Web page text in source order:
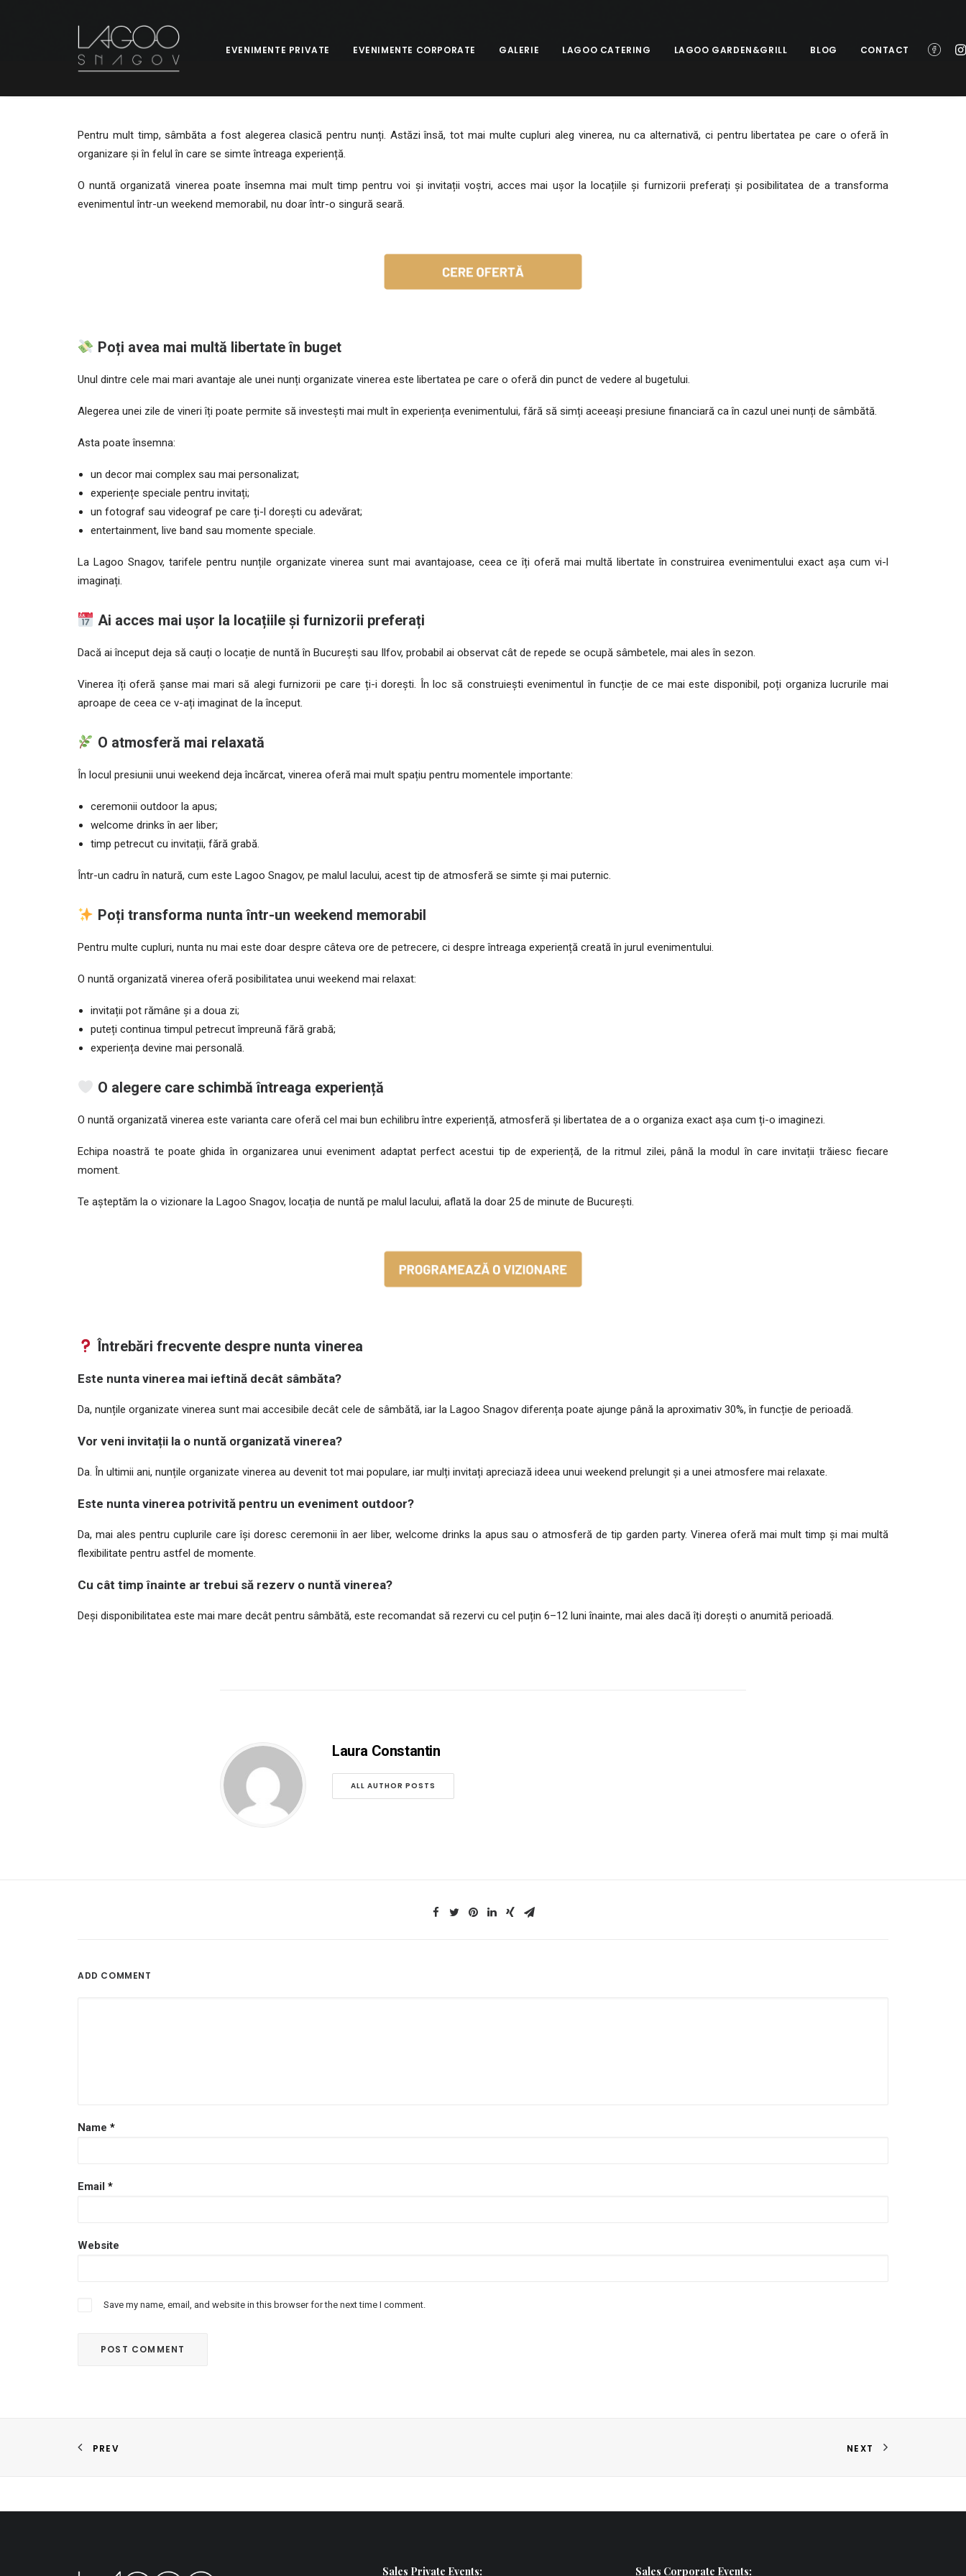
EVENIMENTE PRIVATE EVENIMENTE CORPORATE GALERIE LAGOO CATERING LAGOO GARDEN&GRILL BLOG CONTACT
Pentru mult timp, sâmbăta a fost alegerea clasică pentru nunți. Astăzi însă, tot mai multe cupluri aleg vinerea, nu ca alternativă, ci pentru libertatea pe care o oferă în
organizare și în felul în care se simte întreaga experiență.
O nuntă organizată vinerea poate însemna mai mult timp pentru voi și invitații voștri, acces mai ușor la locațiile și furnizorii preferați și posibilitatea de a transforma
evenimentul într-un weekend memorabil, nu doar într-o singură seară.
Poți avea mai multă libertate în buget
Unul dintre cele mai mari avantaje ale unei nunți organizate vinerea este libertatea pe care o oferă din punct de vedere al bugetului.
Alegerea unei zile de vineri îți poate permite să investești mai mult în experiența evenimentului, fără să simți aceeași presiune financiară ca în cazul unei nunți de sâmbătă.
Asta poate însemna:
un decor mai complex sau mai personalizat;
experiențe speciale pentru invitați;
un fotograf sau videograf pe care ți-l dorești cu adevărat;
entertainment, live band sau momente speciale.
La Lagoo Snagov, tarifele pentru nunțile organizate vinerea sunt mai avantajoase, ceea ce îți oferă mai multă libertate în construirea evenimentului exact așa cum vi-l
imaginați.
Ai acces mai ușor la locațiile și furnizorii preferați
Dacă ai început deja să cauți o locație de nuntă în București sau Ilfov, probabil ai observat cât de repede se ocupă sâmbetele, mai ales în sezon.
Vinerea îți oferă șanse mai mari să alegi furnizorii pe care ți-i dorești. În loc să construiești evenimentul în funcție de ce mai este disponibil, poți organiza lucrurile mai
aproape de ceea ce v-ați imaginat de la început.
O atmosferă mai relaxată
În locul presiunii unui weekend deja încărcat, vinerea oferă mai mult spațiu pentru momentele importante:
ceremonii outdoor la apus;
welcome drinks în aer liber;
timp petrecut cu invitații, fără grabă.
Într-un cadru în natură, cum este Lagoo Snagov, pe malul lacului, acest tip de atmosferă se simte și mai puternic.
Poți transforma nunta într-un weekend memorabil
Pentru multe cupluri, nunta nu mai este doar despre câteva ore de petrecere, ci despre întreaga experiență creată în jurul evenimentului.
O nuntă organizată vinerea oferă posibilitatea unui weekend mai relaxat:
invitații pot rămâne și a doua zi;
puteți continua timpul petrecut împreună fără grabă;
experiența devine mai personală.
O alegere care schimbă întreaga experiență
O nuntă organizată vinerea este varianta care oferă cel mai bun echilibru între experiență, atmosferă și libertatea de a o organiza exact așa cum ți-o imaginezi.
Echipa noastră te poate ghida în organizarea unui eveniment adaptat perfect acestui tip de experiență, de la ritmul zilei, până la modul în care invitații trăiesc fiecare
moment.
Te așteptăm la o vizionare la Lagoo Snagov, locația de nuntă pe malul lacului, aflată la doar 25 de minute de București.
Întrebări frecvente despre nunta vinerea
Este nunta vinerea mai ieftină decât sâmbăta?
Da, nunțile organizate vinerea sunt mai accesibile decât cele de sâmbătă, iar la Lagoo Snagov diferența poate ajunge până la aproximativ 30%, în funcție de perioadă.
Vor veni invitații la o nuntă organizată vinerea?
Da. În ultimii ani, nunțile organizate vinerea au devenit tot mai populare, iar mulți invitați apreciază ideea unui weekend prelungit și a unei atmosfere mai relaxate.
Este nunta vinerea potrivită pentru un eveniment outdoor?
Da, mai ales pentru cuplurile care își doresc ceremonii în aer liber, welcome drinks la apus sau o atmosferă de tip garden party. Vinerea oferă mai mult timp și mai multă
flexibilitate pentru astfel de momente.
Cu cât timp înainte ar trebui să rezerv o nuntă vinerea?
Deși disponibilitatea este mai mare decât pentru sâmbătă, este recomandat să rezervi cu cel puțin 6–12 luni înainte, mai ales dacă îți dorești o anumită perioadă.
Laura Constantin
ALL AUTHOR POSTS
ADD COMMENT
Name *
Email *
Website
Save my name, email, and website in this browser for the next time I comment.
PREV NEXT
Sales Private Events: Sales Corporate Events: